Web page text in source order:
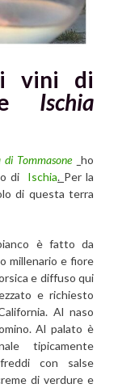
vini di
Ischia
di Tommasone
ho
di Ischia. Per la
di questa terra
è fatto da
millenario e fiore
e diffuso qui
e richiesto
Al naso
Al palato è
tipicamente
con salse
di verdure e